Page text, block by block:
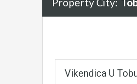
Vikendica U